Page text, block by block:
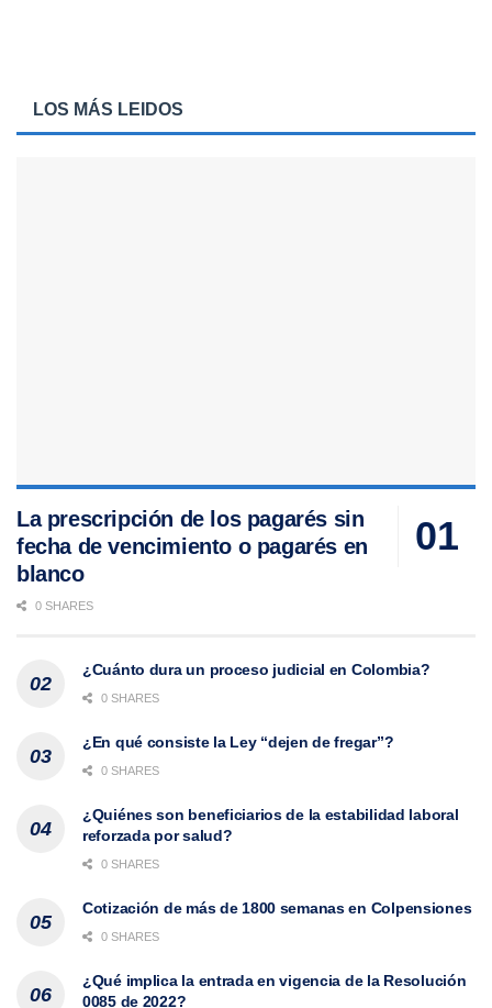
LOS MÁS LEIDOS
La prescripción de los pagarés sin
fecha de vencimiento o pagarés en
blanco
0 SHARES
¿Cuánto dura un proceso judicial en Colombia?
0 SHARES
¿En qué consiste la Ley “dejen de fregar”?
0 SHARES
¿Quiénes son beneficiarios de la estabilidad laboral
reforzada por salud?
0 SHARES
Cotización de más de 1800 semanas en Colpensiones
0 SHARES
¿Qué implica la entrada en vigencia de la Resolución
0085 de 2022?